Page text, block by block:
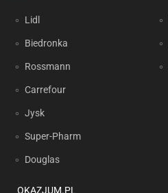
Lidl
Biedronka
Rossmann
Carrefour
Jysk
Super-Pharm
Douglas
OKAZJUM.PL